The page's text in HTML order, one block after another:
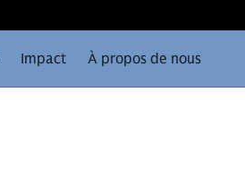
Impact À propos de nous